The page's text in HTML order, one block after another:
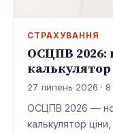
СТРАХУВАННЯ
ОСЦПВ 2026:
27 липень 2026 · 8
ОСЦПВ 2026 —
калькулятор